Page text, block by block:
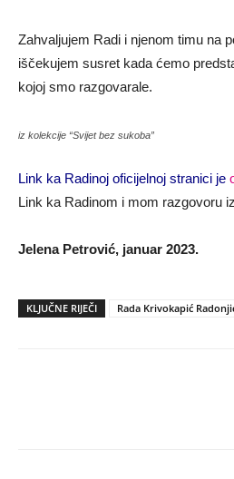
Zahvaljujem Radi i njenom timu na
iščekujem susret kada ćemo
kojoj smo razgovarale.
iz kolekcije “Svijet bez sukoba”
Link ka Radinoj oficijelnoj stranici je
Link ka Radinom i mom razgovoru
Jelena Petrović, januar 2023.
KLJUČNE RIJEČI Rada Krivokapić